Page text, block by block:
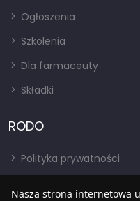
Ogłoszenia
Szkolenia
Dla farmaceuty
Składki
RODO
Polityka prywatności
Nasza strona internetowa